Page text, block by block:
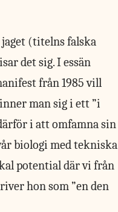
(titelns falska
det sig. I essän
från 1985 vill
man sig i ett ”i
i att omfamna sin
biologi med tekniska
potential där vi från
hon som ”en den